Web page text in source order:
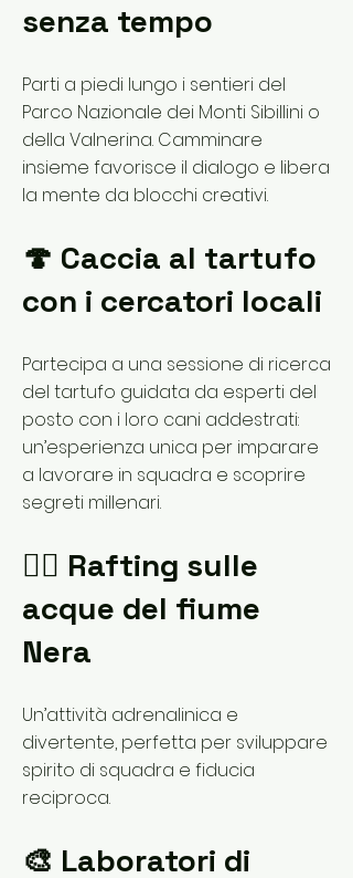
senza tempo
Parti a piedi lungo i sentieri del
Parco Nazionale dei Monti Sibillini o
della Valnerina. Camminare
insieme favorisce il dialogo e libera
la mente da blocchi creativi.
🍄 Caccia al tartufo
con i cercatori locali
Partecipa a una sessione di ricerca
del tartufo guidata da esperti del
posto con i loro cani addestrati:
un’esperienza unica per imparare
a lavorare in squadra e scoprire
segreti millenari.
🚣‍♂️ Rafting sulle
acque del fiume
Nera
Un’attività adrenalinica e
divertente, perfetta per sviluppare
spirito di squadra e fiducia
reciproca.
🎨 Laboratori di